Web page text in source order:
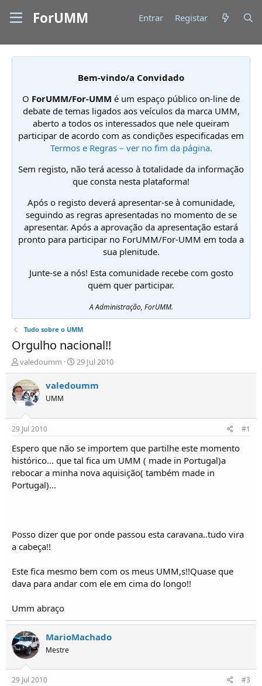
ForUMM Entrar Registar
Bem-vindo/a Convidado
O ForUMM/For-UMM é um espaço público on-line de
debate de temas ligados aos veículos da marca UMM,
aberto a todos os interessados que nele queiram
participar de acordo com as condições especificadas em
Termos e Regras – ver no fim da página.
Sem registo, não terá acesso à totalidade da informação
que consta nesta plataforma!
Após o registo deverá apresentar-se à comunidade,
seguindo as regras apresentadas no momento de se
apresentar. Após a aprovação da apresentação estará
pronto para participar no ForUMM/For-UMM em toda a
sua plenitude.
Junte-se a nós! Esta comunidade recebe com gosto
quem quer participar.
A Administração, ForUMM.
Tudo sobre o UMM
Orgulho nacional!!
I
n
i
c
i
d
o
r
d
e
T
ó
s
valedoumm
D
a
t
í
i
o
29 Jul 2010
valedoumm
UMM
29 Jul 2010 #1
Espero que não se importem que partilhe este momento
histórico... que tal fica um UMM ( made in Portugal)a
rebocar a minha nova aquisição( também made in
Portugal)...
Posso dizer que por onde passou esta caravana..tudo vira
a cabeça!!
Este fica mesmo bem com os meus UMM,s!!Quase que
dava para andar com ele em cima do longo!!
Umm abraço
MarioMachado
Mestre
29 Jul 2010 #3